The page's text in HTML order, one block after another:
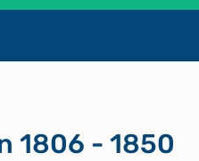
1806 - 1850